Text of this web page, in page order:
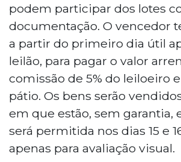
podem participar dos lotes
documentação. O vencedor
a partir do primeiro dia útil
leilão, para pagar o valor
comissão de 5% do leiloeiro
pátio. Os bens serão
em que estão, sem garantia,
será permitida nos dias 15 e
apenas para avaliação visual.